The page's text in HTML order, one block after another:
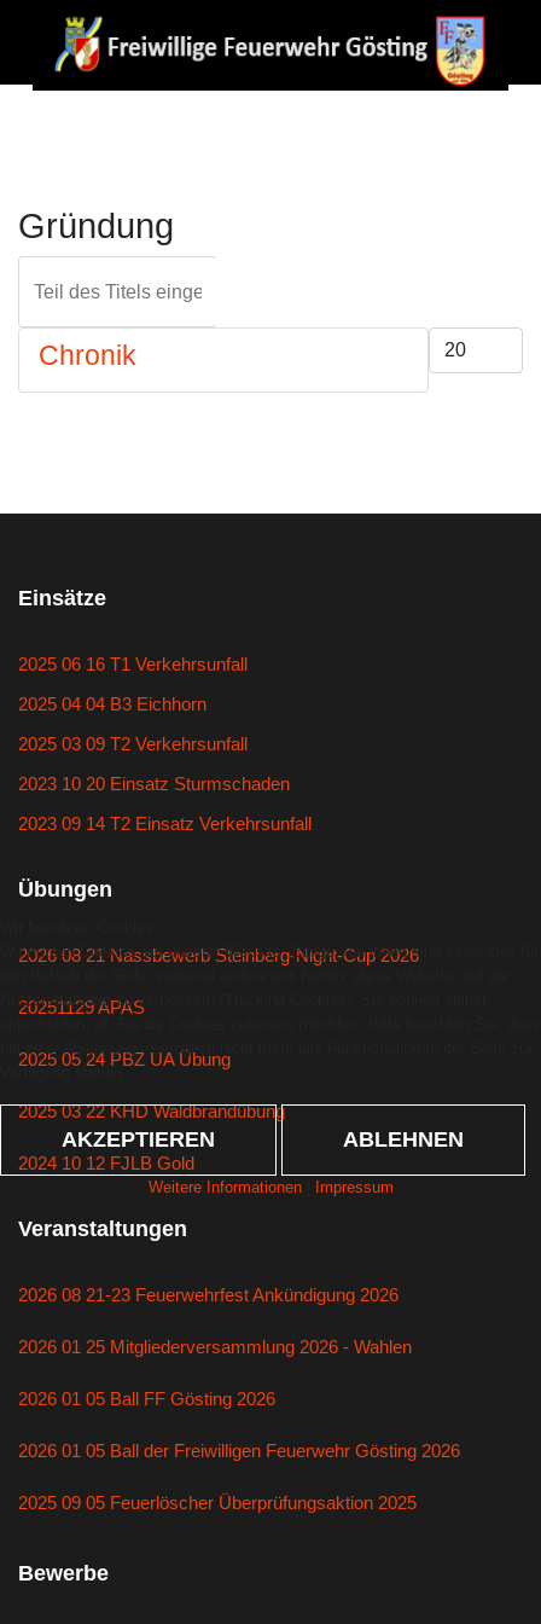
Gründung
Anzeige #
Chronik
Einsätze
2025 06 16 T1 Verkehrsunfall
2025 04 04 B3 Eichhorn
2025 03 09 T2 Verkehrsunfall
2023 10 20 Einsatz Sturmschaden
2023 09 14 T2 Einsatz Verkehrsunfall
Übungen
2026 08 21 Nassbewerb Steinberg-Night-Cup 2026
20251129 APAS
2025 05 24 PBZ UA Übung
2025 03 22 KHD Waldbrandübung
2024 10 12 FJLB Gold
Veranstaltungen
2026 08 21-23 Feuerwehrfest Ankündigung 2026
2026 01 25 Mitgliederversammlung 2026 - Wahlen
2026 01 05 Ball FF Gösting 2026
2026 01 05 Ball der Freiwilligen Feuerwehr Gösting 2026
2025 09 05 Feuerlöscher Überprüfungsaktion 2025
Bewerbe
Wir nutzen Cookies auf unserer Website. Einige von ihnen sind essenziell für
Nutzererfahrung zu verbessern (Tracking Cookies). Sie können selbst
bei einer Ablehnung womöglich nicht mehr alle Funktionalitäten der Seite zur
Verfügung stehen.
AKZEPTIEREN ABLEHNEN
Weitere Informationen| Impressum